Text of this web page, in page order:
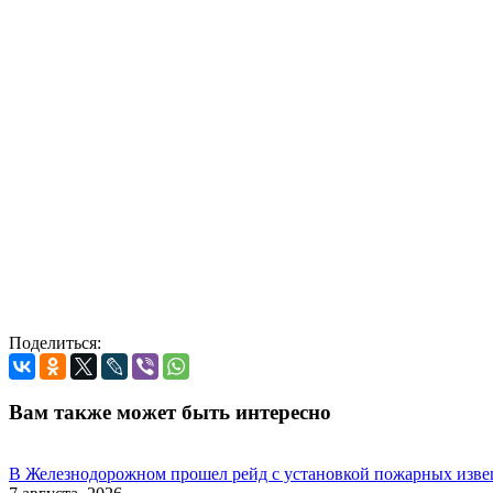
Поделиться:
Вам также может быть интересно
В Железнодорожном прошел рейд с установкой пожарных